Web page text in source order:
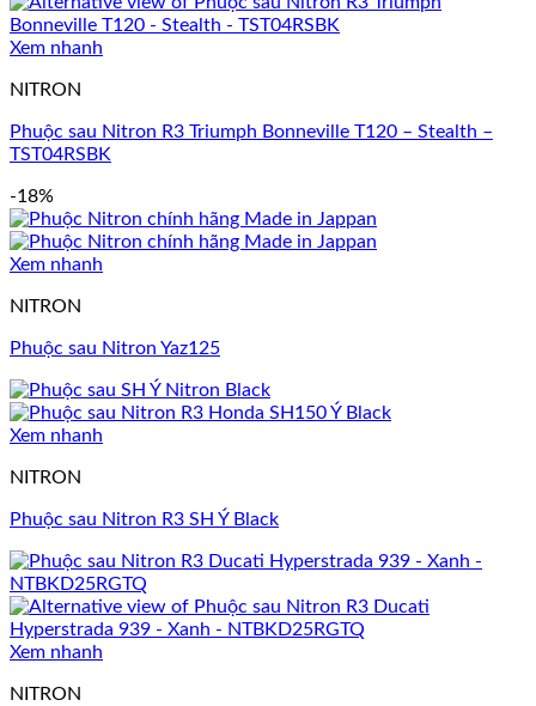
Xem nhanh
NITRON
Phuộc sau Nitron R3 Triumph Bonneville T120 – Stealth –
TST04RSBK
-18%
Xem nhanh
NITRON
Phuộc sau Nitron Yaz125
Xem nhanh
NITRON
Phuộc sau Nitron R3 SH Ý Black
Xem nhanh
NITRON